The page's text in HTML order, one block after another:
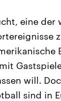
am 6.
neuen
wird das
Koalition
regiert.-
eine
will.
sind in